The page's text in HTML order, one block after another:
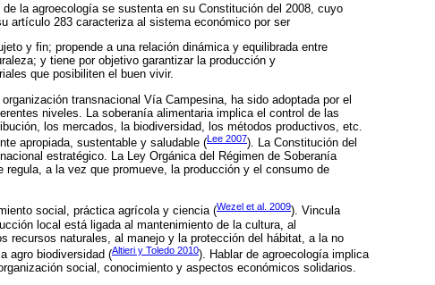
la agroecología se sustenta en su Constitución del 2008, cuyo
artículo 283 caracteriza al sistema económico por ser
y fin; propende a una relación dinámica y equilibrada entre
y tiene por objetivo garantizar la producción y
que posibiliten el buen vivir.
transnacional Vía Campesina, ha sido adoptada por el
niveles. La soberanía alimentaria implica el control de las
los mercados, la biodiversidad, los métodos productivos, etc.
apropiada, sustentable y saludable (Lee 2007). La Constitución del
estratégico. La Ley Orgánica del Régimen de Soberanía
a la vez que promueve, la producción y el consumo de
social, práctica agrícola y ciencia (Wezel et al. 2009). Vincula
local está ligada al mantenimiento de la cultura, al
recursos naturales, al manejo y la protección del hábitat, a la no
agro biodiversidad (Altieri y Toledo 2010). Hablar de agroecología implica
social, conocimiento y aspectos económicos solidarios.